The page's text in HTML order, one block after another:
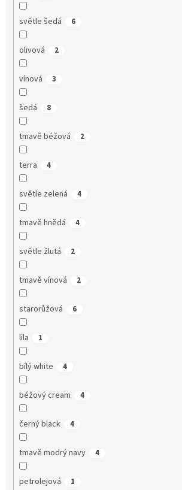
světle šedá 6
olivová 2
vínová 3
šedá 8
tmavě béžová 2
terra 4
světle zelená 4
tmavě hnědá 4
světle žlutá 2
tmavě vínová 2
starorůžová 6
lila 1
bílý white 4
béžový cream 4
černý black 4
tmavě modrý navy 4
petrolejová 1